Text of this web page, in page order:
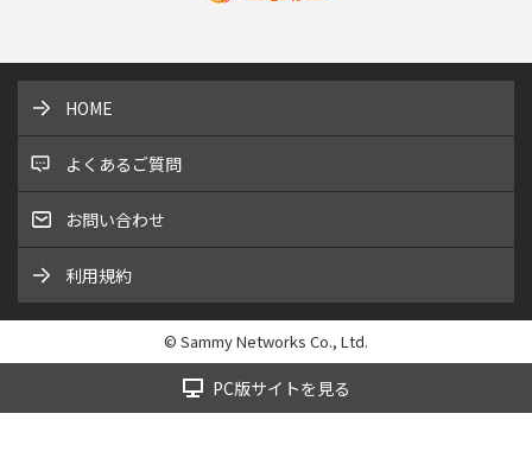
HOME
よくあるご質問
お問い合わせ
利用規約
© Sammy Networks Co., Ltd.
PC版サイトを見る